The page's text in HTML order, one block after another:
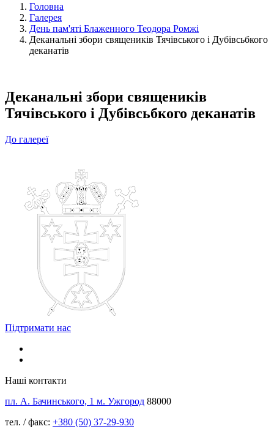
Головна
Галерея
День пам'яті Блаженного Теодора Ромжі
Деканальні збори священиків Тячівського і Дубівсьбкого
деканатів
Деканальні збори священиків
Тячівського і Дубівсьбкого деканатів
До галереї
Підтримати нас
Наші контакти
пл. А. Бачинського, 1 м. Ужгород 88000
тел. / факс: +380 (50) 37-29-930